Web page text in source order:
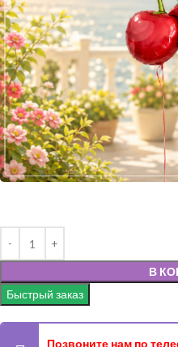
В
Быстрый заказ
Позвоните нам по